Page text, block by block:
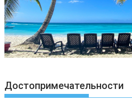
Достопримечательности